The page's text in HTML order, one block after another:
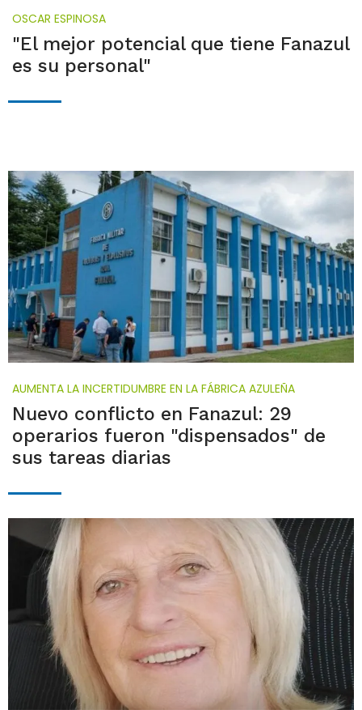
OSCAR ESPINOSA
"El mejor potencial que tiene Fanazul
es su personal"
AUMENTA LA INCERTIDUMBRE EN LA FÁBRICA AZULEÑA
Nuevo conflicto en Fanazul: 29
operarios fueron "dispensados" de
sus tareas diarias